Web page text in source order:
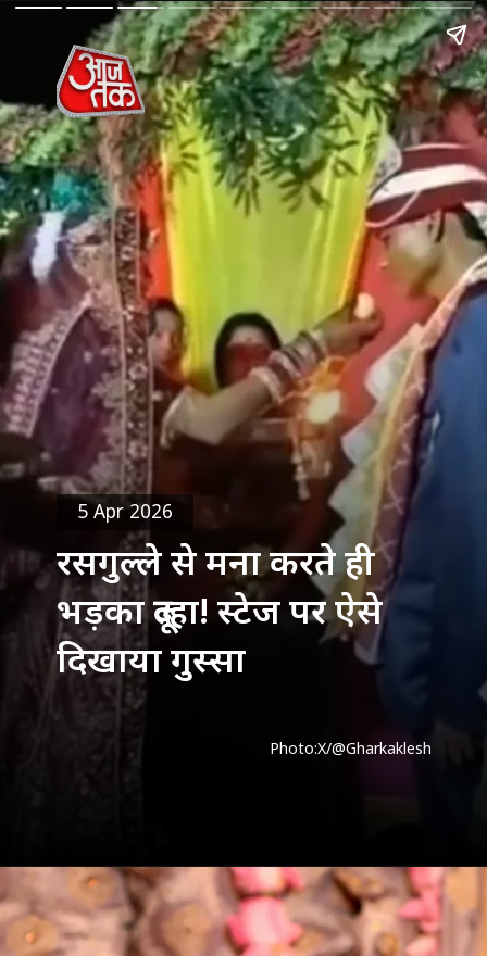
रसगुल्ले से मना करते ही
भड़का दूल्हा! स्टेज पर ऐसे
दिखाया गुस्सा
5 Apr 2026
Photo:X/@Gharkaklesh